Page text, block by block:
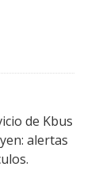
de Kbus
alertas